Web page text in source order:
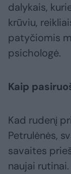
dalykais,
krūviu,
patyčiomis
psichologė.
Kaip
Kad rudenį
Petrulėnės,
savaites
naujai